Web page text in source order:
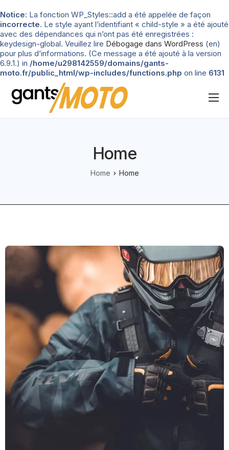
Notice: La fonction WP_Styles::add a été appelée de façon
incorrecte. Le style ayant l’identifiant « child-style » a été ajouté
avec des dépendances qui n’ont pas été enregistrées :
keydesign-global. Veuillez lire Débogage dans WordPress (en)
pour plus d’informations. (Ce message a été ajouté à la version
6.9.1.) in /home/u298142559/domains/gants-
moto.fr/public_html/wp-includes/functions.php on line 6131
Nos tests
Home
Home Home